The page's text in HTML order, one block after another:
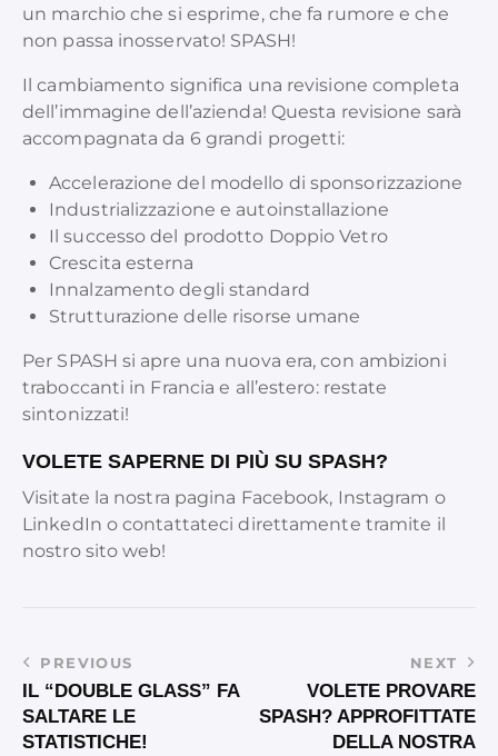
un marchio che si esprime, che fa rumore e che
non passa inosservato! SPASH!
Il cambiamento significa una revisione completa
dell’immagine dell’azienda! Questa revisione sarà
accompagnata da 6 grandi progetti:
Accelerazione del modello di sponsorizzazione
Industrializzazione e autoinstallazione
Il successo del prodotto Doppio Vetro
Crescita esterna
Innalzamento degli standard
Strutturazione delle risorse umane
Per SPASH si apre una nuova era, con ambizioni
traboccanti in Francia e all’estero: restate
sintonizzati!
VOLETE SAPERNE DI PIÙ SU SPASH?
Visitate la nostra pagina Facebook, Instagram o
LinkedIn o contattateci direttamente tramite il
nostro sito web!
PREVIOUS
IL “DOUBLE GLASS” FA
SALTARE LE
STATISTICHE!
NEXT
VOLETE PROVARE
SPASH? APPROFITTATE
DELLA NOSTRA